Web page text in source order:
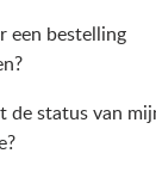
een bestelling
de status van